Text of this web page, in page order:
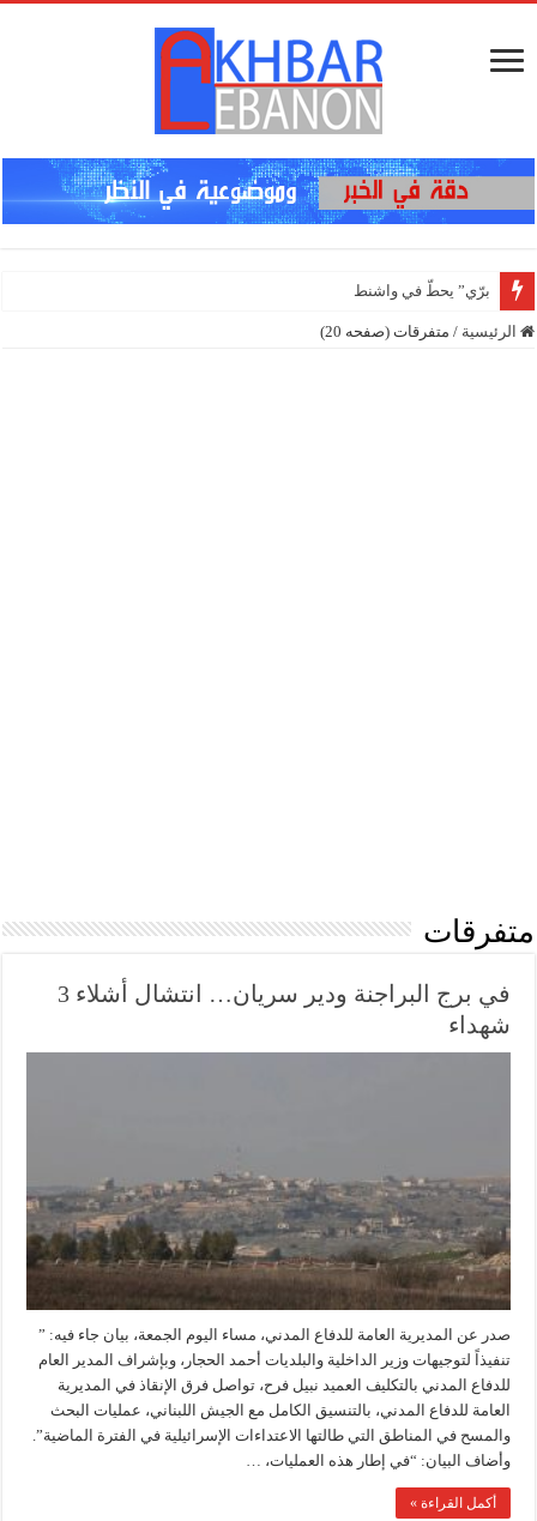
برّي” يحطّ في واشنطن..!
الرئيسية / متفرقات (صفحه 20)
متفرقات
في برج البراجنة ودير سريان… انتشال أشلاء 3
شهداء
صدر عن المديرية العامة للدفاع المدني، مساء اليوم الجمعة، بيان جاء فيه: ”
تنفيذاً لتوجيهات وزير الداخلية والبلديات أحمد الحجار، وبإشراف المدير العام
للدفاع المدني بالتكليف العميد نبيل فرح، تواصل فرق الإنقاذ في المديرية
العامة للدفاع المدني، بالتنسيق الكامل مع الجيش اللبناني، عمليات البحث
والمسح في المناطق التي طالتها الاعتداءات الإسرائيلية في الفترة الماضية”.
وأضاف البيان: “في إطار هذه العمليات، …
أكمل القراءة »